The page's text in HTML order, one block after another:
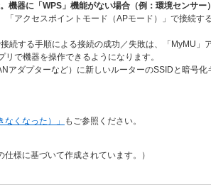
器に「WPS」機能がない場合（例：環境センサー
「アクセスポイントモード（APモード）」で接続す
続する手順による接続の成功／失敗は、「MyMU
で機器を操作できるようになります。
ダプターなど）に新しいルーターのSSIDと暗号化
なくなった）」 もご参照ください。
様に基づいて作成されています。）